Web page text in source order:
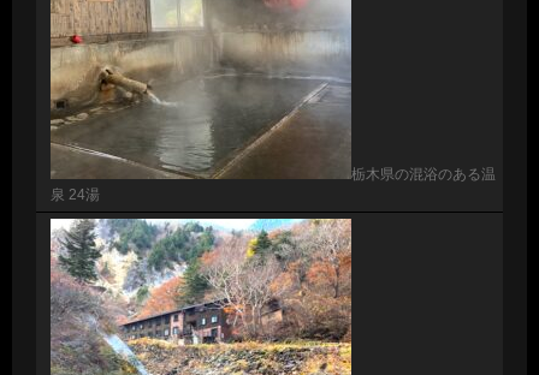
栃木県の混浴のある温
泉 24湯